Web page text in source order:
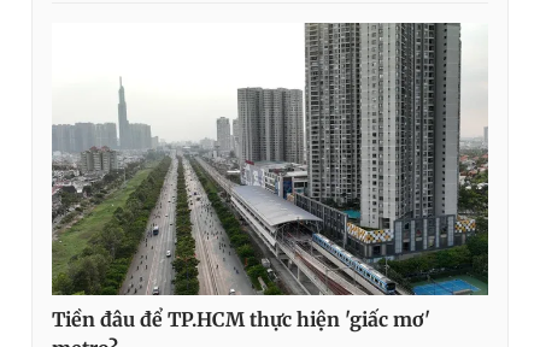
Tiền đâu để TP.HCM thực hiện 'giấc mơ'